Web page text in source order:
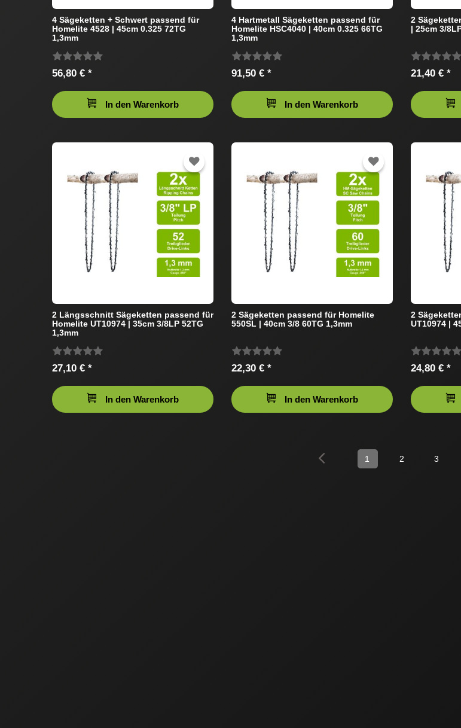
4 Sägeketten + Schwert passend für
Homelite 4528 | 45cm 0.325 72TG
1,3mm
56,80 € *
In den Warenkorb
4 Hartmetall Sägeketten passend für
Homelite HSC4040 | 40cm 0.325 66TG
1,3mm
91,50 € *
In den Warenkorb
2
| 25cm 3/
21,40 € *
2 Längsschnitt Sägeketten passend für
Homelite UT10974 | 35cm 3/8LP 52TG
1,3mm
27,10 € *
In den Warenkorb
2 Sägeketten passend für Homelite
550SL | 40cm 3/8 60TG 1,3mm
22,30 € *
In den Warenkorb
2
UT10974 |
24,80 € *
1 2 3